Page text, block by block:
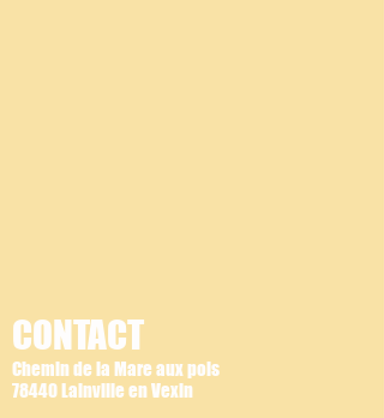
CONTACT
Chemin de la Mare aux pois
78440 Lainville en Vexin